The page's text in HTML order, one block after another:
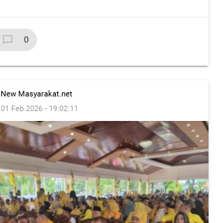
chat_bubble_outline 0
New Masyarakat.net
01 Feb 2026 - 19:02:11